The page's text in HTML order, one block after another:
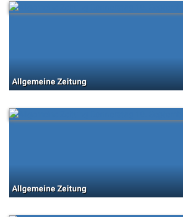
Allgemeine Zeitung
Allgemeine Zeitung